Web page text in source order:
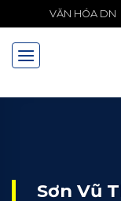
đến
nội
dung
VĂN HÓA DN
Sơn Vũ
MENU